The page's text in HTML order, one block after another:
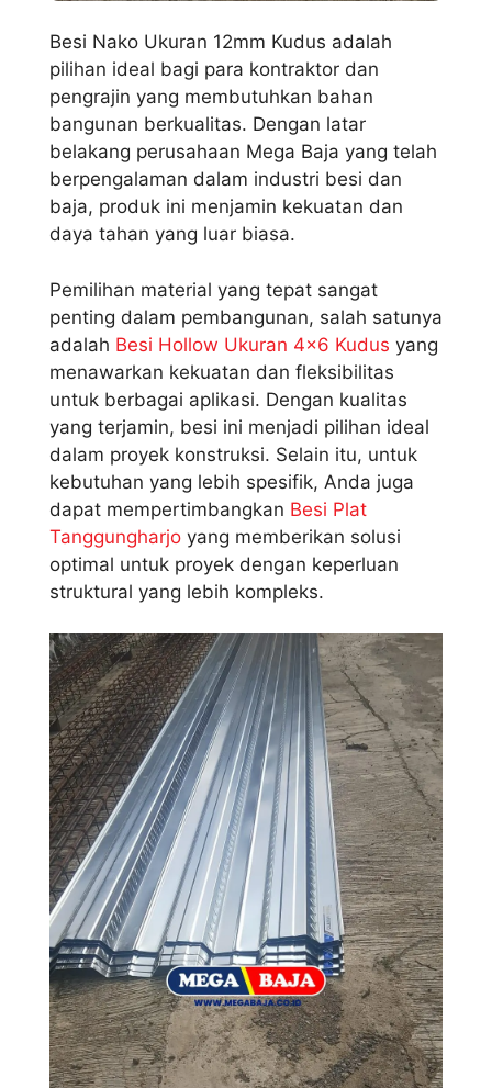
Besi Nako Ukuran 12mm Kudus adalah
pilihan ideal bagi para kontraktor dan
pengrajin yang membutuhkan bahan
bangunan berkualitas. Dengan latar
belakang perusahaan Mega Baja yang telah
berpengalaman dalam industri besi dan
baja, produk ini menjamin kekuatan dan
daya tahan yang luar biasa.
Pemilihan material yang tepat sangat
penting dalam pembangunan, salah satunya
adalah Besi Hollow Ukuran 4×6 Kudus yang
menawarkan kekuatan dan fleksibilitas
untuk berbagai aplikasi. Dengan kualitas
yang terjamin, besi ini menjadi pilihan ideal
dalam proyek konstruksi. Selain itu, untuk
kebutuhan yang lebih spesifik, Anda juga
dapat mempertimbangkan Besi Plat
Tanggungharjo yang memberikan solusi
optimal untuk proyek dengan keperluan
struktural yang lebih kompleks.